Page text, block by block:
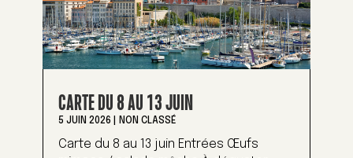
CARTE DU 8 AU 13 JUIN
5 JUIN 2026 NON CLASSÉ
Carte du 8 au 13 juin Entrées Œufs